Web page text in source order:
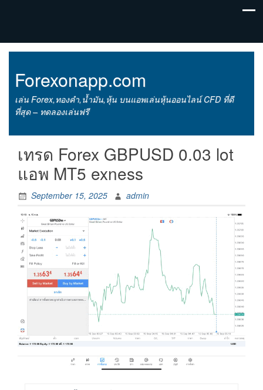
Forexonapp.com
เล่น Forex,ทองคำ,น้ำมัน,หุ้น บนแอพเล่นหุ้นออนไลน์ CFD ที่ดี
ที่สุด – ทดลองเล่นฟรี
เทรด Forex GBPUSD 0.03 lot
แอพ MT5 exness
September 15, 2025 admin